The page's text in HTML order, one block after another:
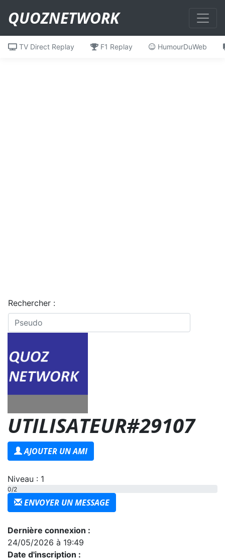
QUOZNETWORK
TV Direct Replay F1 Replay HumourDuWeb
Rechercher :
UTILISATEUR#29107
AJOUTER UN AMI
Niveau : 1
0/2
ENVOYER UN MESSAGE
Dernière connexion :
24/05/2026 à 19:49
Date d'inscription :